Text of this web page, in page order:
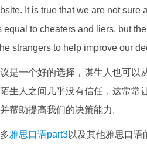
It is true that we are not sure
to cheaters and liers, but
strangers to help improve our
是一个好的选择，谋生人也可以
生人之间几乎没有信任，这常常
帮助提高我们的决策能力。
雅思口语part3以及其他雅思口